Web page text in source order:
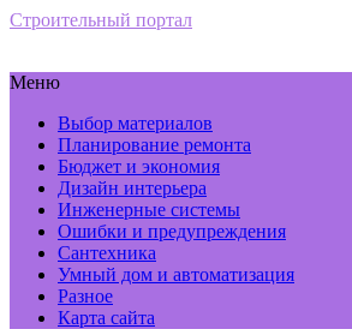
Строительный портал
Меню
Выбор материалов
Планирование ремонта
Бюджет и экономия
Дизайн интерьера
Инженерные системы
Ошибки и предупреждения
Сантехника
Умный дом и автоматизация
Разное
Карта сайта